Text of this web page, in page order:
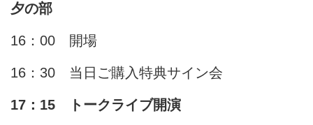
夕の部
16：00 開場
16：30 当日ご購入特典サイン会
17：15 トークライブ開演